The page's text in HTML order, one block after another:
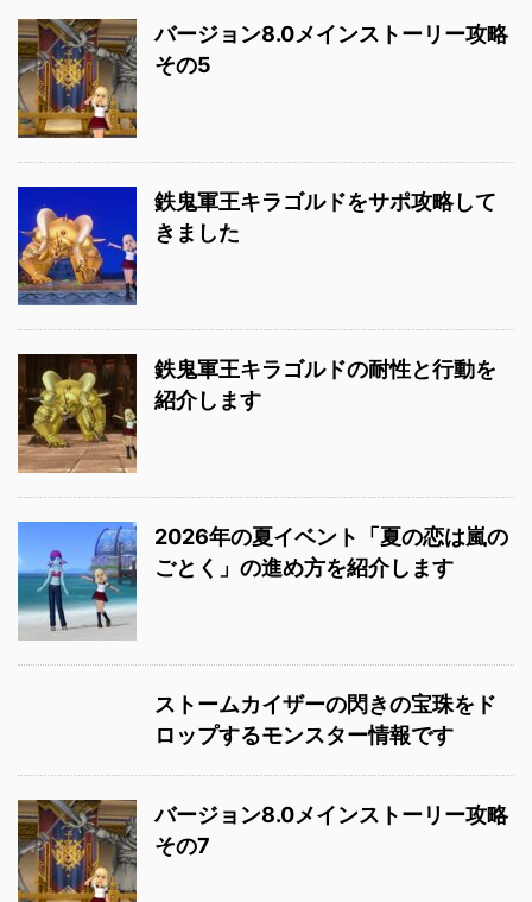
バージョン8.0メインストーリー攻略
その5
鉄鬼軍王キラゴルドをサポ攻略して
きました
鉄鬼軍王キラゴルドの耐性と行動を
紹介します
2026年の夏イベント「夏の恋は嵐の
ごとく」の進め方を紹介します
ストームカイザーの閃きの宝珠をド
ロップするモンスター情報です
バージョン8.0メインストーリー攻略
その7